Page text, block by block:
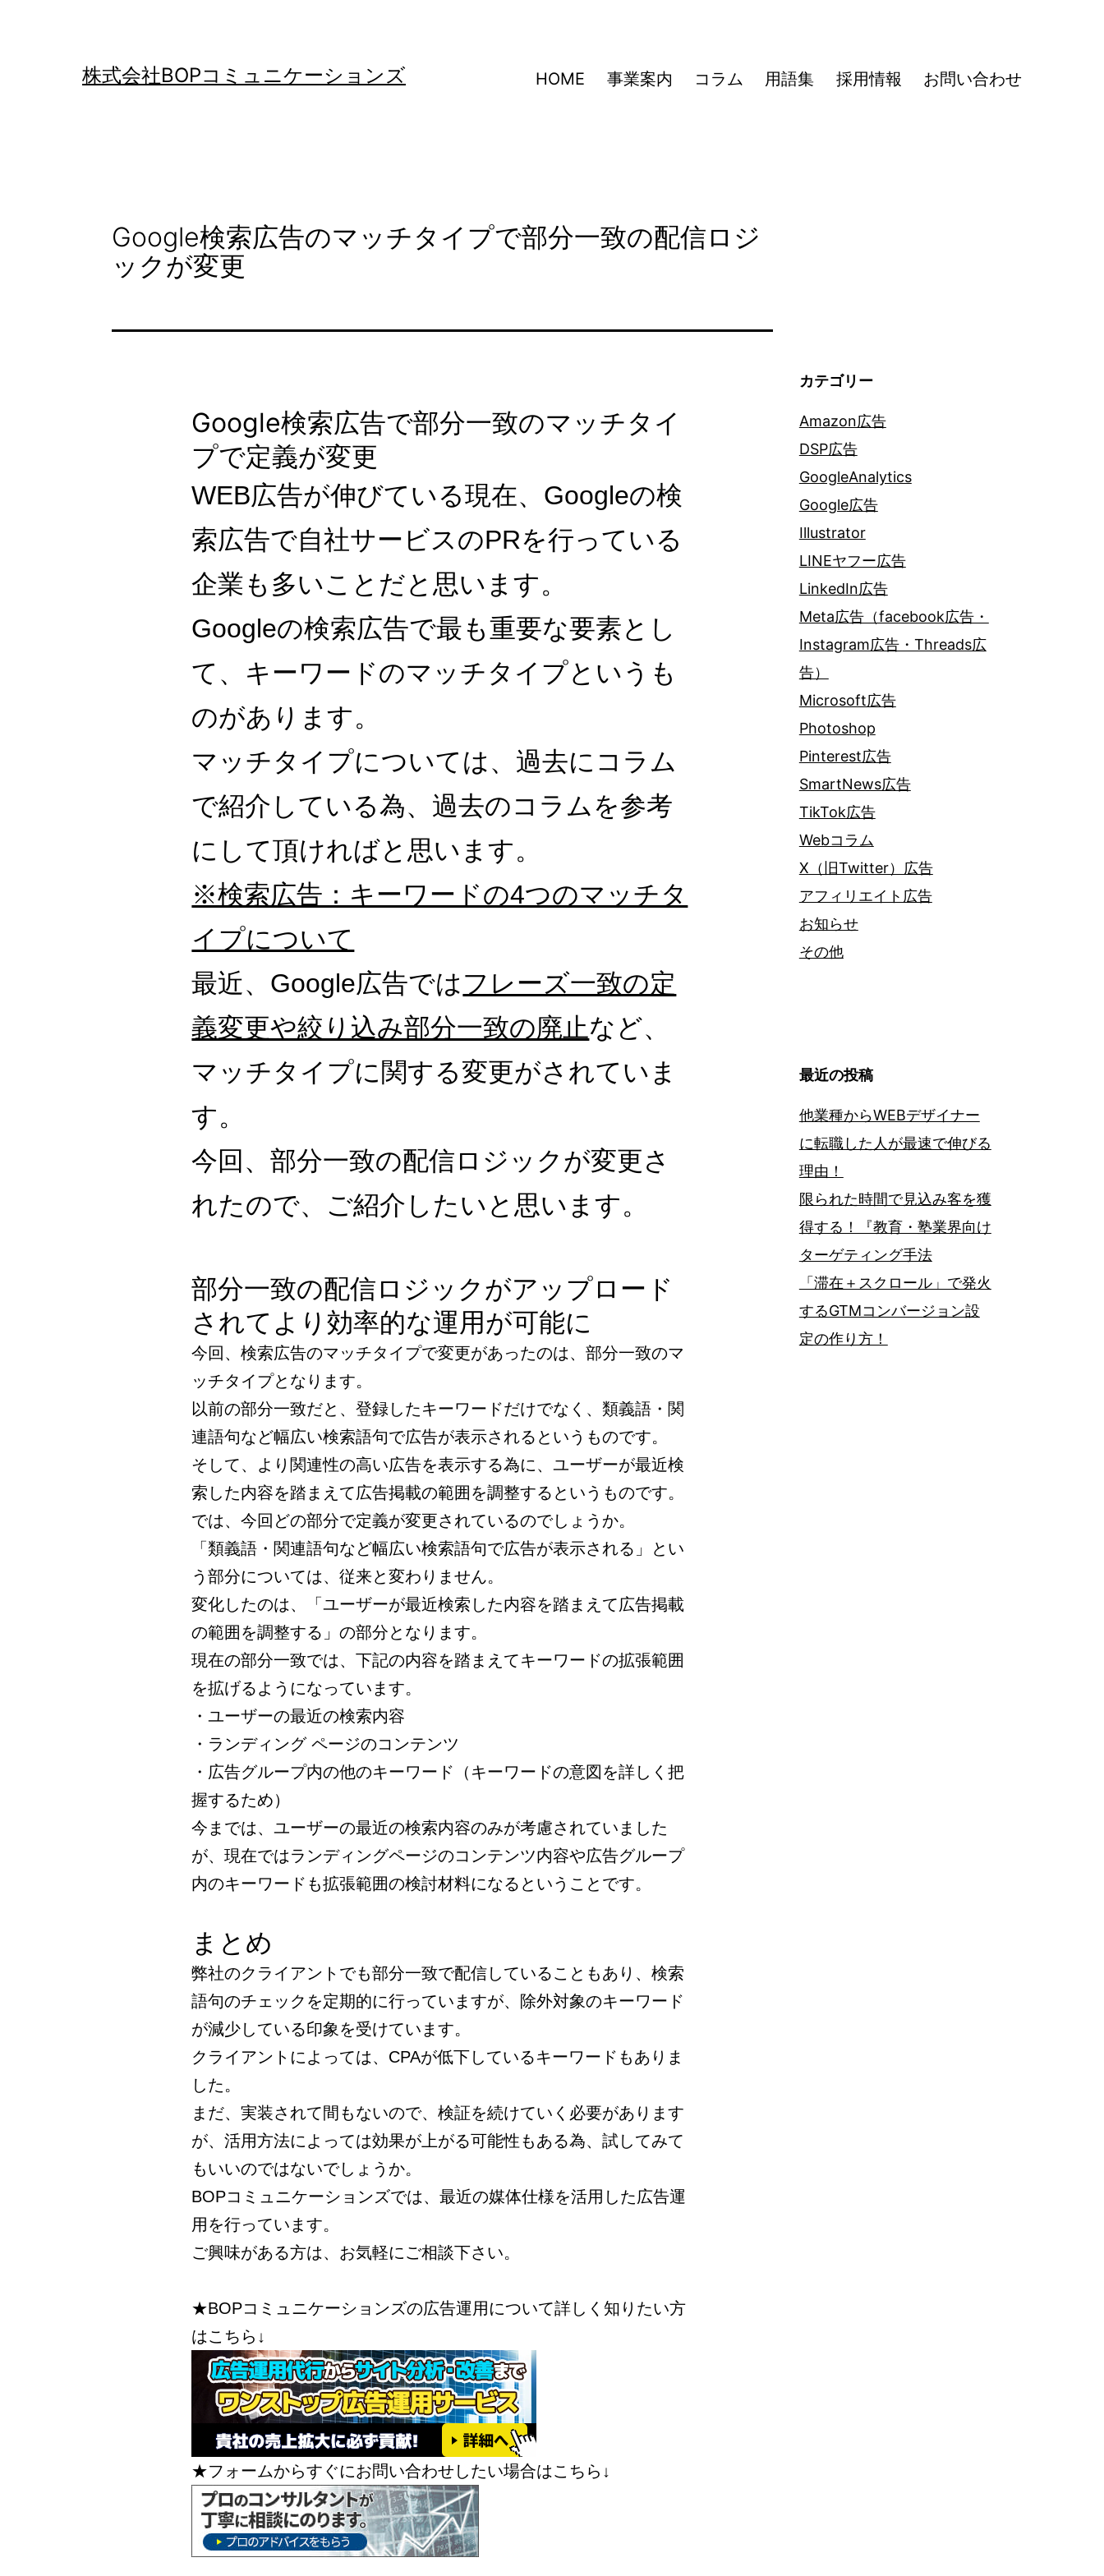
株式会社BOPコミュニケーションズ HOME 事業案内 コラム 用語集 採用情報 お問い合わせ
Google検索広告のマッチタイプで部分一致の配信ロジ
ックが変更
Google検索広告で部分一致のマッチタイ
プで定義が変更
WEB広告が伸びている現在、Googleの検
索広告で自社サービスのPRを行っている
企業も多いことだと思います。
Googleの検索広告で最も重要な要素とし
て、キーワードのマッチタイプというも
のがあります。
マッチタイプについては、過去にコラム
で紹介している為、過去のコラムを参考
にして頂ければと思います。
※検索広告：キーワードの4つのマッチタ
イプについて
最近、Google広告ではフレーズ一致の定
義変更や絞り込み部分一致の廃止など、
マッチタイプに関する変更がされていま
す。
今回、部分一致の配信ロジックが変更さ
れたので、ご紹介したいと思います。
部分一致の配信ロジックがアップロード
されてより効率的な運用が可能に
今回、検索広告のマッチタイプで変更があったのは、部分一致のマ
ッチタイプとなります。
以前の部分一致だと、登録したキーワードだけでなく、類義語・関
連語句など幅広い検索語句で広告が表示されるというものです。
そして、より関連性の高い広告を表示する為に、ユーザーが最近検
索した内容を踏まえて広告掲載の範囲を調整するというものです。
では、今回どの部分で定義が変更されているのでしょうか。
「類義語・関連語句など幅広い検索語句で広告が表示される」とい
う部分については、従来と変わりません。
変化したのは、「ユーザーが最近検索した内容を踏まえて広告掲載
の範囲を調整する」の部分となります。
現在の部分一致では、下記の内容を踏まえてキーワードの拡張範囲
を拡げるようになっています。
・ユーザーの最近の検索内容
・ランディング ページのコンテンツ
・広告グループ内の他のキーワード（キーワードの意図を詳しく把
握するため）
今までは、ユーザーの最近の検索内容のみが考慮されていました
が、現在ではランディングページのコンテンツ内容や広告グループ
内のキーワードも拡張範囲の検討材料になるということです。
まとめ
弊社のクライアントでも部分一致で配信していることもあり、検索
語句のチェックを定期的に行っていますが、除外対象のキーワード
が減少している印象を受けています。
クライアントによっては、CPAが低下しているキーワードもありま
した。
まだ、実装されて間もないので、検証を続けていく必要があります
が、活用方法によっては効果が上がる可能性もある為、試してみて
もいいのではないでしょうか。
BOPコミュニケーションズでは、最近の媒体仕様を活用した広告運
用を行っています。
ご興味がある方は、お気軽にご相談下さい。
★BOPコミュニケーションズの広告運用について詳しく知りたい方
はこちら↓
★フォームからすぐにお問い合わせしたい場合はこちら↓
カテゴリー
Amazon広告
DSP広告
GoogleAnalytics
Google広告
Illustrator
LINEヤフー広告
LinkedIn広告
Meta広告（facebook広告・
Instagram広告・Threads広
告）
Microsoft広告
Photoshop
Pinterest広告
SmartNews広告
TikTok広告
Webコラム
X（旧Twitter）広告
アフィリエイト広告
お知らせ
その他
最近の投稿
他業種からWEBデザイナー
に転職した人が最速で伸びる
理由！
限られた時間で見込み客を獲
得する！『教育・塾業界向け
ターゲティング手法
「滞在＋スクロール」で発火
するGTMコンバージョン設
定の作り方！